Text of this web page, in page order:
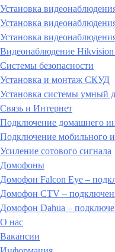
Установка
Установка
Установка
Видеонаблюдение Hikvision
Системы безопасности
Установка и монтаж СКУД
Установка системы умный
Связь и Интернет
Подключение домашнего
Подключение мобильного
Усиление сотового сигнала
Домофоны
Домофон Falcon Eye –
Домофон CTV –
Домофон Dahua –
О нас
Вакансии